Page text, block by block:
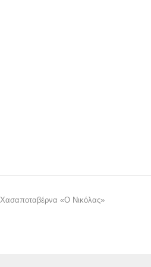
Χασαποταβέρνα «Ο Νικόλας»